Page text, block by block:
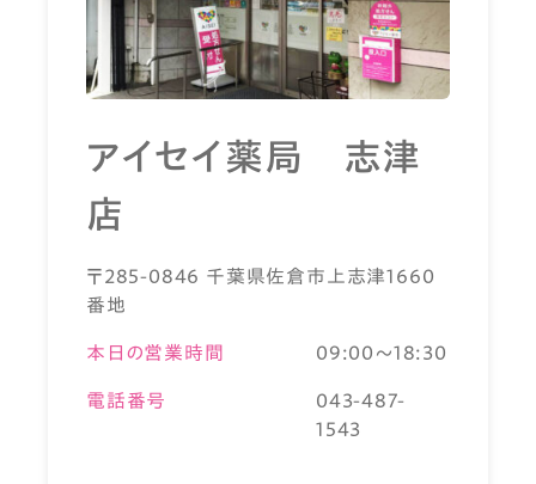
アイセイ薬局 志津
店
〒285-0846 千葉県佐倉市上志津1660
番地
本日の営業時間 09:00～18:30
電話番号
043-487-
1543